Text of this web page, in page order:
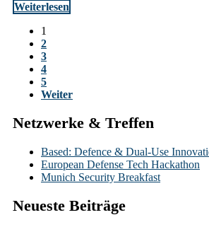
Weiterlesen
Seitennummerierung
der
Beiträge
1
2
3
4
5
Weiter
Netzwerke & Treffen
Based: Defence & Dual-Use
European Defense Tech Hackathon
Munich Security Breakfast
Neueste Beiträge